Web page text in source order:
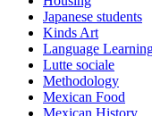
Japanese students
Kinds Art
Language
Lutte sociale
Methodology
Mexican Food